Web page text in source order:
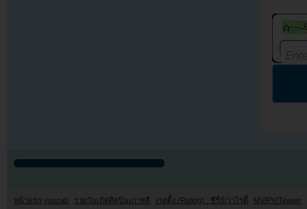
หน้าแรก youzab รวมวันเกิดศิลปินเกาหลี เรตติ้ง (Rating) : ซีรี่ย์/วาไรตี้
MV/PV/Teaser